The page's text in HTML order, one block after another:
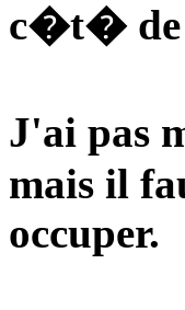
c�t� de
J'ai pas
mais il
occuper.